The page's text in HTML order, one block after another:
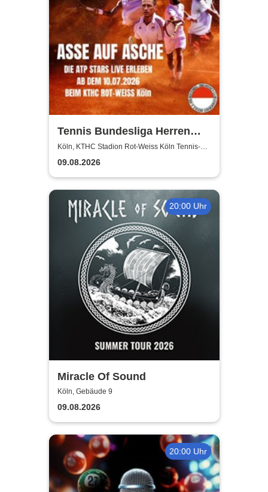
Tennis Bundesliga Herren
2026 – Heimspiele beim KTHC
Stadion Rot-Weiss
Köln, KTHC Stadion Rot-Weiss Köln Tennis-
und Hockeyclub
09.08.2026
20:00 Uhr
Miracle Of Sound
Köln, Gebäude 9
09.08.2026
20:00 Uhr